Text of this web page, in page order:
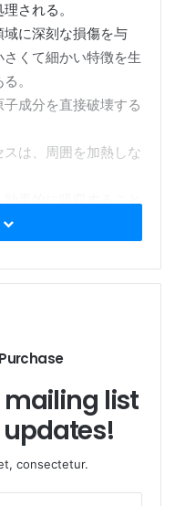
される。
に深刻な損傷を与
くて細かい特徴を生
。
成分を直接破壊する
は、周囲を加熱しな
果的に吸収すること
可視レーザーでは処
mailing list
consectetur.